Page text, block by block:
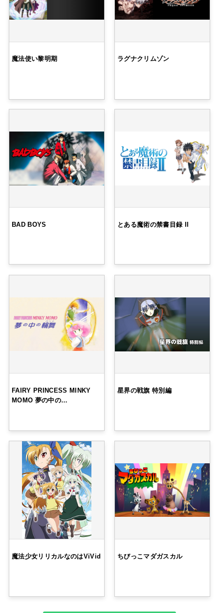
魔法使い黎明期 ラグナクリムゾン
BAD BOYS とある魔術の禁書目録 II
FAIRY PRINCESS MINKY
MOMO 夢の中の…
星界の戦旗 特別編
魔法少女リリカルなのはViVid ちびっこマダガスカル